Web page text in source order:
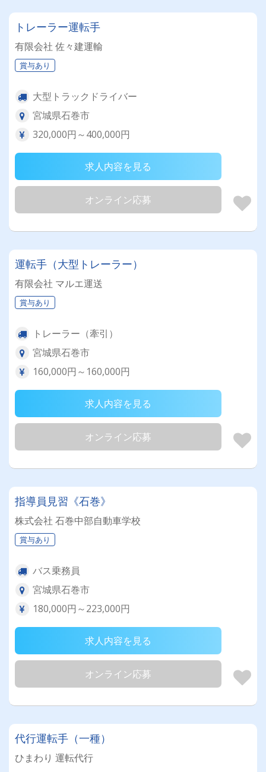
トレーラー運転手
有限会社 佐々建運輸
賞与あり
大型トラックドライバー
宮城県石巻市
320,000円～400,000円
求人内容を見る
オンライン応募
運転手（大型トレーラー）
有限会社 マルエ運送
賞与あり
トレーラー（牽引）
宮城県石巻市
160,000円～160,000円
求人内容を見る
オンライン応募
指導員見習《石巻》
株式会社 石巻中部自動車学校
賞与あり
バス乗務員
宮城県石巻市
180,000円～223,000円
求人内容を見る
オンライン応募
代行運転手（一種）
ひまわり 運転代行